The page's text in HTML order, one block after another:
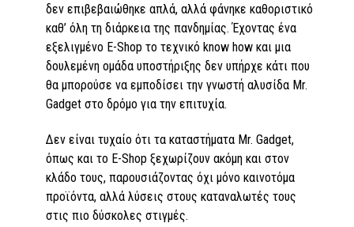
δεν επιβεβαιώθηκε απλά, αλλά φάνηκε καθοριστικό
καθ’ όλη τη διάρκεια της πανδημίας. Έχοντας ένα
εξελιγμένο E-Shop το τεχνικό know how και μια
δουλεμένη ομάδα υποστήριξης δεν υπήρχε κάτι που
θα μπορούσε να εμποδίσει την γνωστή αλυσίδα Mr.
Gadget στο δρόμο για την επιτυχία.
Δεν είναι τυχαίο ότι τα καταστήματα Mr. Gadget,
όπως και το E-Shop ξεχωρίζουν ακόμη και στον
κλάδο τους, παρουσιάζοντας όχι μόνο καινοτόμα
προϊόντα, αλλά λύσεις στους καταναλωτές τους
στις πιο δύσκολες στιγμές.